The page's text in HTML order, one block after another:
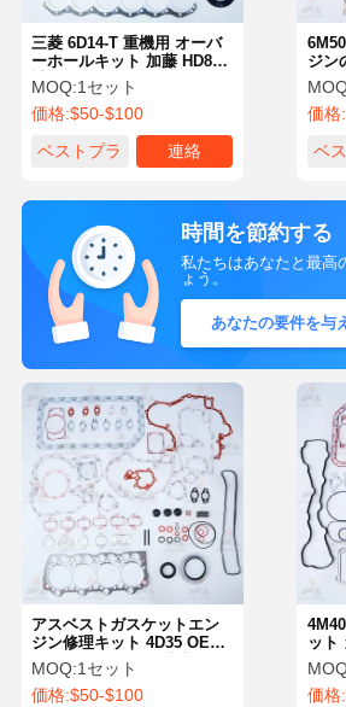
三菱 6D14-T 重機用 オーバ
ーホールキット 加藤 HD800
神鋼 K907D OE ME032938
適合
MOQ:1セット
価格:$50-$100
ベストプラ
連絡
ジン
トピ
ト
価格:
ベ
時間を節約する
私たちはあなたと最高
ょう。
あなたの要件を与
ット
アリ
価格:
アスベストガスケットエン
ジン修理キット 4D35 OE
ME996360 三?? 掘削機エン
ジン部品
MOQ:1セット
価格:$50-$100